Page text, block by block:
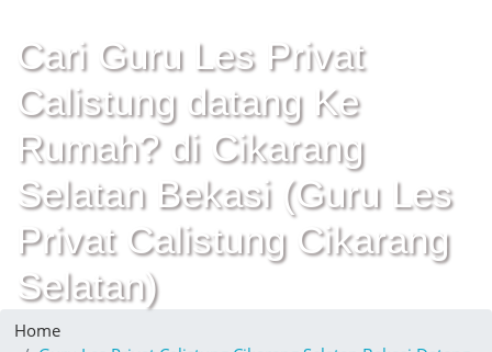
Cari Guru Les Privat
Calistung datang Ke
Rumah? di Cikarang
Selatan Bekasi (Guru Les
Privat Calistung Cikarang
Selatan)
Home